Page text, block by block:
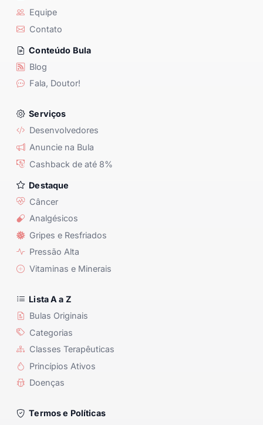
Equipe
Contato
Conteúdo Bula
Blog
Fala, Doutor!
Serviços
Desenvolvedores
Anuncie na Bula
Cashback de até 8%
Destaque
Câncer
Analgésicos
Gripes e Resfriados
Pressão Alta
Vitaminas e Minerais
Lista A a Z
Bulas Originais
Categorias
Classes Terapêuticas
Princípios Ativos
Doenças
Termos e Políticas